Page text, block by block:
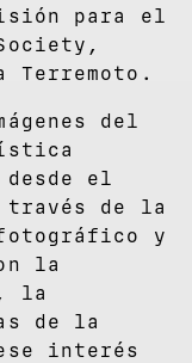
para el
Terremoto.
del
el
de la
y
la
la
de la
interés